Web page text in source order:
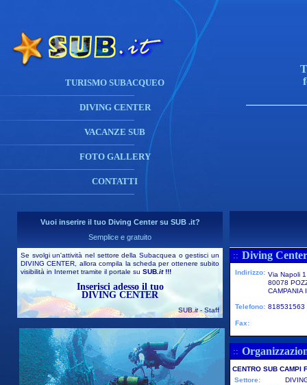
TURISMO SUBACQUEO
DIVING CENTER
VACANZE SUB
FOTO GALLERY
CONTATTI
Vuoi inserire il tuo Diving Center su SUB .it?
Semplice e gratuito
Se svolgi un'attività nel settore della Subacquea o gestisci un
DIVING CENTER, allora compila la scheda per ottenere subito
visibilità in Internet tramite il portale su SUB .it!!!
Inserisci adesso il tuo
DIVING CENTER
SUB.it- Staff
:: Diving
Indirizzo: Via Napoli 1
80078
CAMPANIA
Telefono: 818531563
Fax:
::
CENTRO SUB CAMPI
Settore: